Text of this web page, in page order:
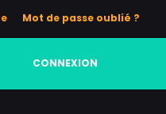
Mot de passe oublié ?